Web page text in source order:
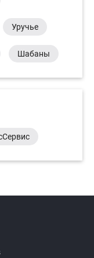
Уручье
Шабаны